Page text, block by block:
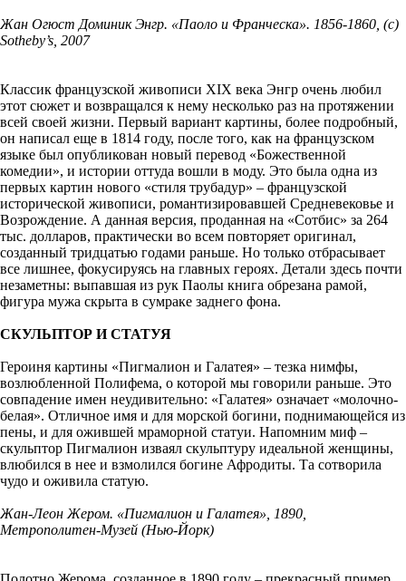
Жан Огюст Доминик Энгр. «Паоло и Франческа». 1856-1860, (с)
Sotheby’s, 2007
Классик французской живописи XIX века Энгр очень любил
этот сюжет и возвращался к нему несколько раз на протяжении
всей своей жизни. Первый вариант картины, более подробный,
он написал еще в 1814 году, после того, как на французском
языке был опубликован новый перевод «Божественной
комедии», и истории оттуда вошли в моду. Это была одна из
первых картин нового «стиля трубадур» – французской
исторической живописи, романтизировавшей Средневековье и
Возрождение. А данная версия, проданная на «Сотбис» за 264
тыс. долларов, практически во всем повторяет оригинал,
созданный тридцатью годами раньше. Но только отбрасывает
все лишнее, фокусируясь на главных героях. Детали здесь почти
незаметны: выпавшая из рук Паолы книга обрезана рамой,
фигура мужа скрыта в сумраке заднего фона.
СКУЛЬПТОР И СТАТУЯ
Героиня картины «Пигмалион и Галатея» – тезка нимфы,
возлюбленной Полифема, о которой мы говорили раньше. Это
совпадение имен неудивительно: «Галатея» означает «молочно-
белая». Отличное имя и для морской богини, поднимающейся из
пены, и для ожившей мраморной статуи. Напомним миф –
скульптор Пигмалион изваял скульптуру идеальной женщины,
влюбился в нее и взмолился богине Афродиты. Та сотворила
чудо и оживила статую.
Жан-Леон Жером. «Пигмалион и Галатея», 1890,
Метрополитен-Музей (Нью-Йорк)